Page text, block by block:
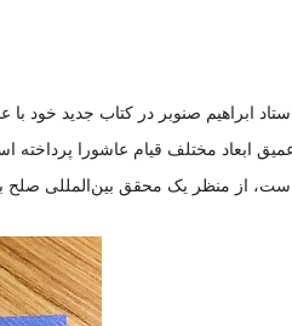
استاد ابراهیم صنوبر در کتاب جدید
ابعاد مختلف قیام عاشورا
است، از منظر یک محقق بین‌المللی صلح